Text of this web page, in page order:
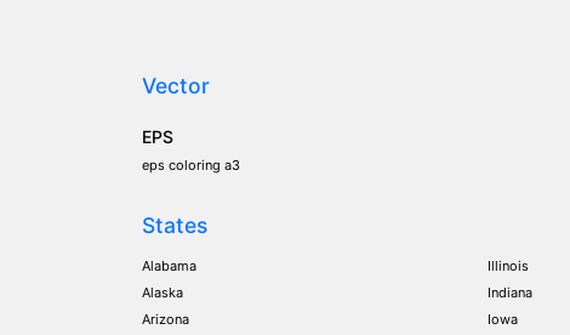
Vector
EPS
eps coloring a3
States
Alabama
Alaska
Arizona
Illinois
Indiana
Iowa